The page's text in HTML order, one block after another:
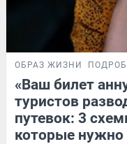
ОБРАЗ ЖИЗНИ
«Ваш билет
туристов
путевок: 3
которые нужно